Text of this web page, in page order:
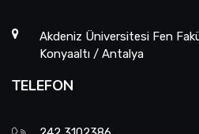
Akdeniz Üniversitesi Fen
Konyaaltı / Antalya
TELEFON